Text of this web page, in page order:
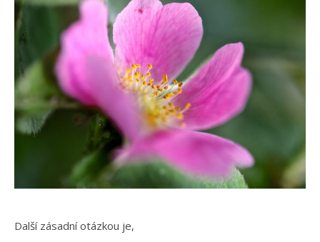
Další zásadní otázkou je,